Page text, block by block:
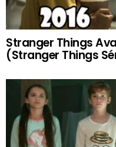
Stranger Things
(Stranger Things